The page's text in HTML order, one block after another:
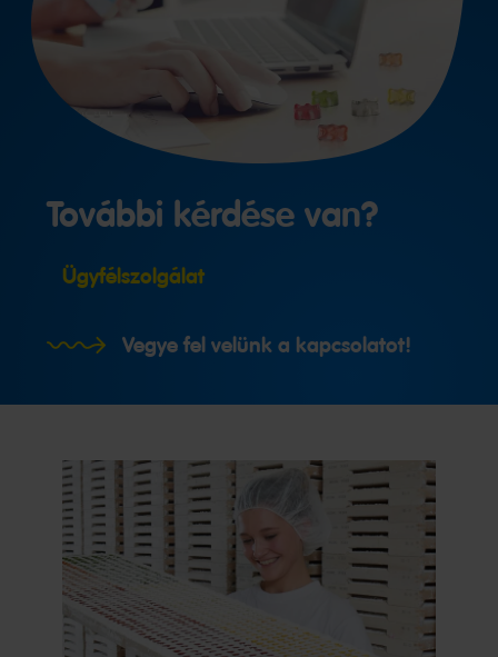
További kérdése van?
Ügyfélszolgálat
Vegye fel velünk a kapcsolatot!